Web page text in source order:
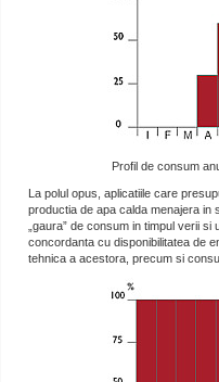
Profil de consum
La polul opus, aplicatiile care
productia de apa calda menajera in
„gaura” de consum in timpul verii
concordanta cu disponibilitatea de
tehnica a acestora, precum si